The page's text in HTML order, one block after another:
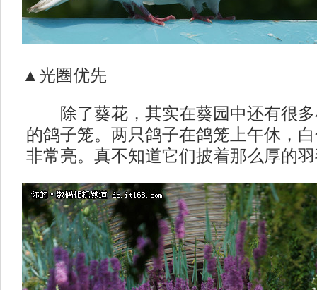
▲光圈优先
除了葵花，其实在葵园中还有很多
的鸽子笼。两只鸽子在鸽笼上午休，
非常亮。真不知道它们披着那么厚的